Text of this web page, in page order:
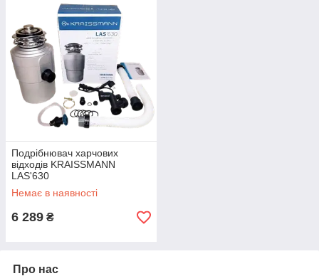
Подрібнювач харчових
відходів KRAISSMANN
LAS'630
Немає в наявності
6 289 ₴
Про нас